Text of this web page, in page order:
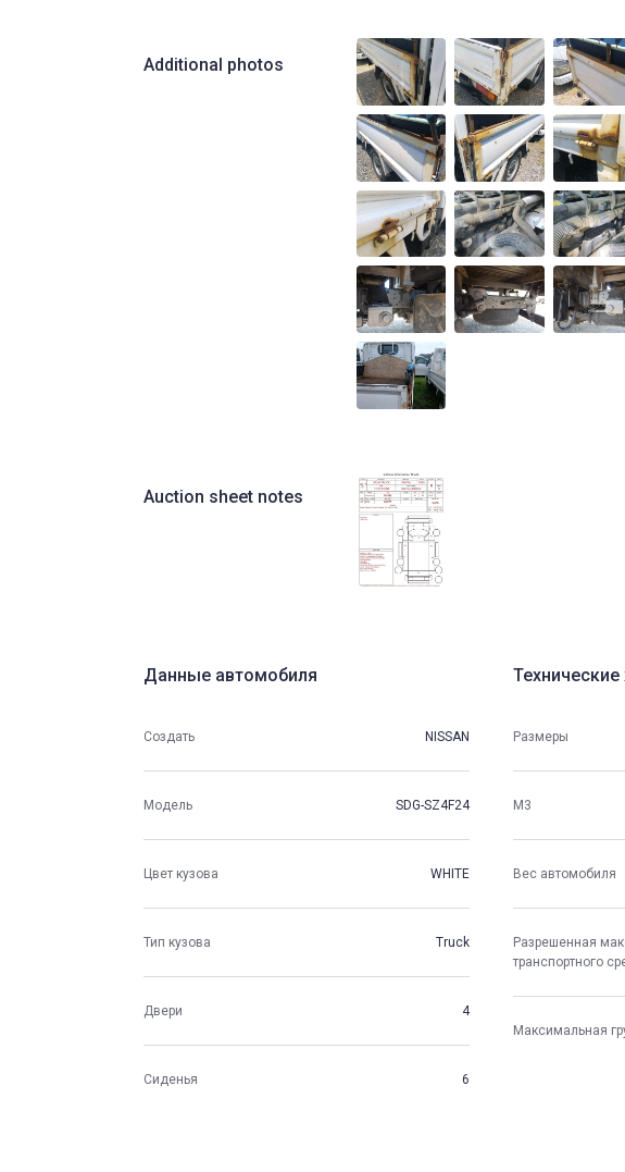
Additional photos
Auction sheet notes
Данные автомобиля
Создать NISSAN
Модель SDG-SZ4F24
Цвет кузова WHITE
Тип кузова Truck
Двери 4
Сиденья 6
Технические
Размеры
М3
Вес автомобиля
Разрешенная
транспортного
Максимальная